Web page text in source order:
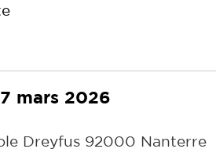
mars 2026
Dreyfus 92000 Nanterre